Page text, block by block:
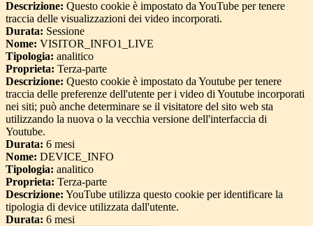
Descrizione: Questo cookie è impostato da YouTube per tenere
traccia delle visualizzazioni dei video incorporati.
Durata: Sessione
Nome: VISITOR_INFO1_LIVE
Tipologia: analitico
Proprieta: Terza-parte
Descrizione: Questo cookie è impostato da Youtube per tenere
traccia delle preferenze dell'utente per i video di Youtube incorporati
nei siti; può anche determinare se il visitatore del sito web sta
utilizzando la nuova o la vecchia versione dell'interfaccia di
Youtube.
Durata: 6 mesi
Nome: DEVICE_INFO
Tipologia: analitico
Proprieta: Terza-parte
Descrizione: YouTube utilizza questo cookie per identificare la
tipologia di device utilizzata dall'utente.
Durata: 6 mesi